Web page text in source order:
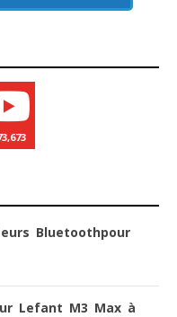
Bluetoothpour
Lefant M3 Max à